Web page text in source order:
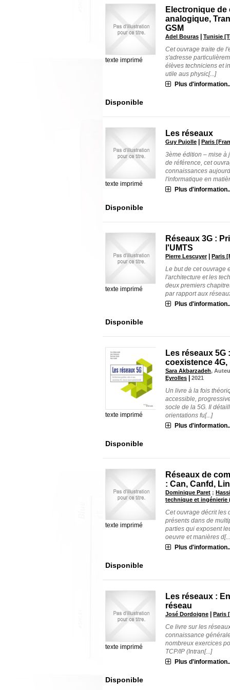
texte imprimé
Electronique
analogique,
GSM
Adel Bouras |Tunisie
Cet ouvrage traite de
s'adresse
élèves techniciens et
utile aus physic[...]
Plus
Disponible
texte imprimé
Les réseaux
Guy Pujolle |Paris
3ème édition – mise à
de référence, cet
connaissances
l'informatique en
Plus
Disponible
texte imprimé
Réseaux 3G :
l'UMTS
Pierre Lescuyer |Paris
Le but de cet ouvrage
l'architecture et les
deux premiers
par rapport aux
Plus
Disponible
texte imprimé
Les réseaux
coexistence
Sara Akbarzadeh,
Eyrolles |2021
Un livre à la fois
accessible,
socle de la 5G. Il
orientations fu[...]
Plus
Disponible
texte imprimé
Réseaux de
: Can, Canfd,
Dominique Paret ;
technique et ingénierie
Cet ouvrage décrit les
présents dans de
parties qui exposent
oeuvre et manières
Plus
Disponible
texte imprimé
Les réseaux :
réseau
José Dordoigne |Paris
Ce livre sur les
connaissance
nombreux exercices
TCP/IP (Intran[...]
Plus
Disponible